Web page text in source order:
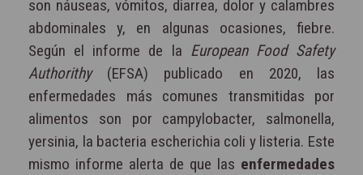
son náuseas, vómitos, diarrea, dolor y calambres
abdominales y, en algunas ocasiones, fiebre.
Según el informe de la European Food Safety
Authorithy(EFSA) publicado en 2020, las
enfermedades más comunes transmitidas por
alimentos son por campylobacter, salmonella,
yersinia, la bacteria escherichia coli y listeria. Este
mismo informe alerta de que las enfermedades